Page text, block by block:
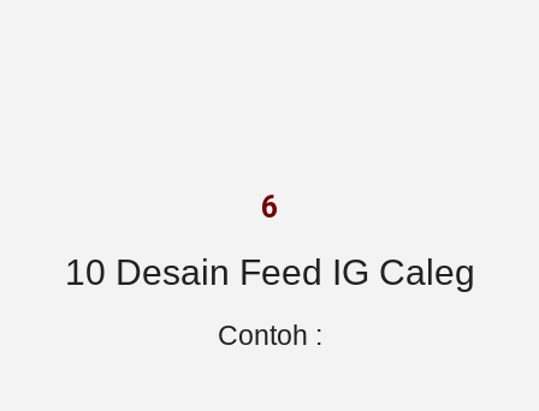
6
10 Desain Feed IG Caleg
Contoh :